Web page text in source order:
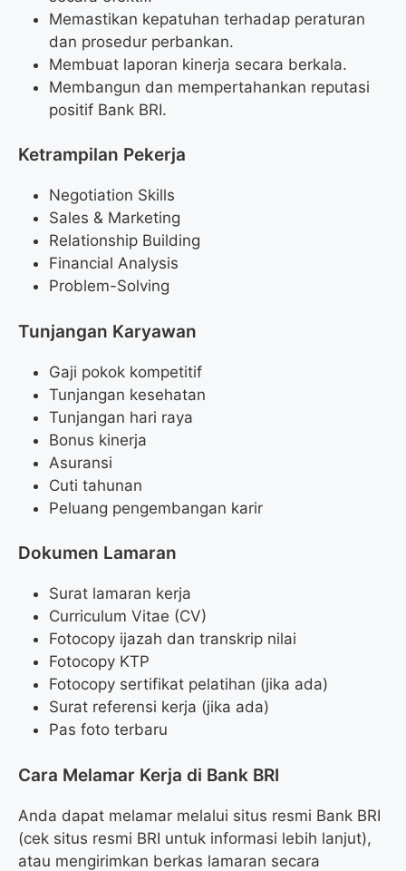
Memastikan kepatuhan terhadap peraturan
dan prosedur perbankan.
Membuat laporan kinerja secara berkala.
Membangun dan mempertahankan reputasi
positif Bank BRI.
Ketrampilan Pekerja
Negotiation Skills
Sales & Marketing
Relationship Building
Financial Analysis
Problem-Solving
Tunjangan Karyawan
Gaji pokok kompetitif
Tunjangan kesehatan
Tunjangan hari raya
Bonus kinerja
Asuransi
Cuti tahunan
Peluang pengembangan karir
Dokumen Lamaran
Surat lamaran kerja
Curriculum Vitae (CV)
Fotocopy ijazah dan transkrip nilai
Fotocopy KTP
Fotocopy sertifikat pelatihan (jika ada)
Surat referensi kerja (jika ada)
Pas foto terbaru
Cara Melamar Kerja di Bank BRI
Anda dapat melamar melalui situs resmi Bank BRI
(cek situs resmi BRI untuk informasi lebih lanjut),
atau mengirimkan berkas lamaran secara